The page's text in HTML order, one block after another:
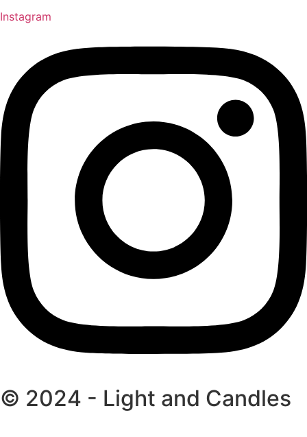
Instagram
© 2024 - Light and Candles